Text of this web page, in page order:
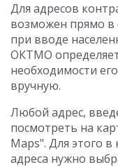
Для адресов
возможен прямо в
при вводе
ОКТМО
необходимости
вручную.
Любой адрес,
посмотреть на
Maps". Для этого
адреса нужно